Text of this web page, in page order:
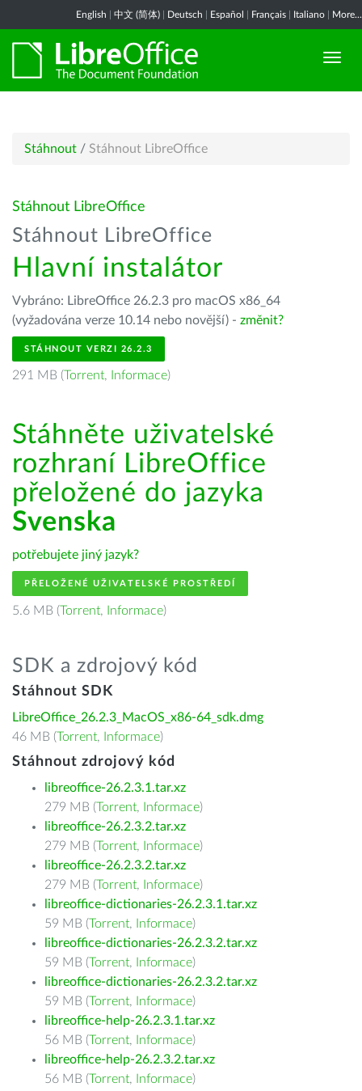
English 中文 (简体) Deutsch Español Français Italiano More...
Stáhnout / Stáhnout LibreOffice
Stáhnout LibreOffice
Stáhnout LibreOffice
Hlavní instalátor
Vybráno: LibreOffice 26.2.3 pro macOS x86_64
(vyžadována verze 10.14 nebo novější) - změnit?
STÁHNOUT VERZI 26.2.3
291 MB (Torrent, Informace)
Stáhněte uživatelské
rozhraní LibreOffice
přeložené do jazyka
Svenska
potřebujete jiný jazyk?
PŘELOŽENÉ UŽIVATELSKÉ PROSTŘEDÍ
5.6 MB (Torrent, Informace)
SDK a zdrojový kód
Stáhnout SDK
LibreOffice_26.2.3_MacOS_x86-64_sdk.dmg
46 MB (Torrent, Informace)
Stáhnout zdrojový kód
libreoffice-26.2.3.1.tar.xz
279 MB (Torrent, Informace)
libreoffice-26.2.3.2.tar.xz
279 MB (Torrent, Informace)
libreoffice-26.2.3.2.tar.xz
279 MB (Torrent, Informace)
libreoffice-dictionaries-26.2.3.1.tar.xz
59 MB (Torrent, Informace)
libreoffice-dictionaries-26.2.3.2.tar.xz
59 MB (Torrent, Informace)
libreoffice-dictionaries-26.2.3.2.tar.xz
59 MB (Torrent, Informace)
libreoffice-help-26.2.3.1.tar.xz
56 MB (Torrent, Informace)
libreoffice-help-26.2.3.2.tar.xz
56 MB (Torrent, Informace)